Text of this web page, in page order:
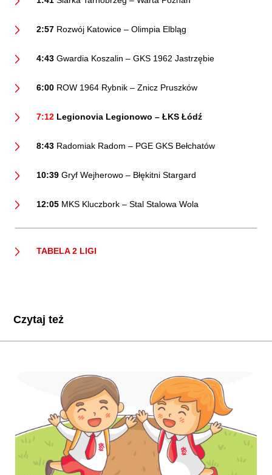
2:57 Rozwój Katowice – Olimpia Elbląg
4:43 Gwardia Koszalin – GKS 1962 Jastrzębie
6:00 ROW 1964 Rybnik – Znicz Pruszków
7:12 Legionovia Legionowo – ŁKS Łódź
8:43 Radomiak Radom – PGE GKS Bełchatów
10:39 Gryf Wejherowo – Błękitni Stargard
12:05 MKS Kluczbork – Stal Stalowa Wola
TABELA 2 LIGI
Czytaj też